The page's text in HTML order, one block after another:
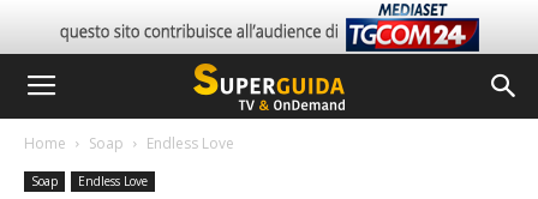
Home Soap Endless Love
Soap Endless Love